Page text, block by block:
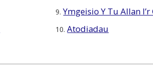
9.Ymgeisio Y Tu Allan
10.Atodiadau